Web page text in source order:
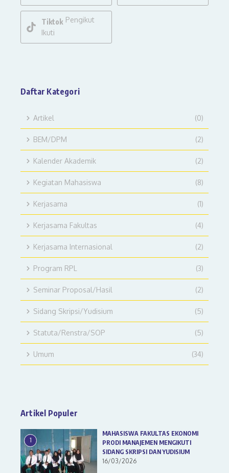
Tiktok Pengikut
Ikuti
Daftar Kategori
Artikel (0)
BEM/DPM (2)
Kalender Akademik (2)
Kegiatan Mahasiswa (8)
Kerjasama (1)
Kerjasama Fakultas (4)
Kerjasama Internasional (2)
Program RPL (3)
Seminar Proposal/Hasil (2)
Sidang Skripsi/Yudisium (5)
Statuta/Renstra/SOP (5)
Umum (34)
Artikel Populer
1
MAHASISWA FAKULTAS EKONOMI
PRODI MANAJEMEN MENGIKUTI
SIDANG SKRIPSI DAN YUDISIUM
16/03/2026